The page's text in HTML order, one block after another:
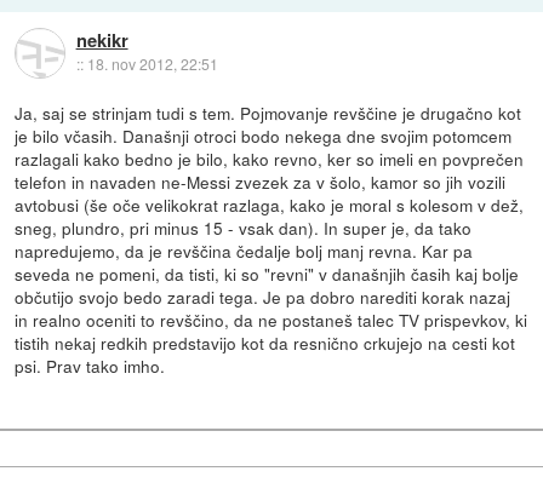
nekikr
:: 18. nov 2012, 22:51
Ja, saj se strinjam tudi s tem. Pojmovanje revščine je drugačno kot
je bilo včasih. Današnji otroci bodo nekega dne svojim potomcem
razlagali kako bedno je bilo, kako revno, ker so imeli en povprečen
telefon in navaden ne-Messi zvezek za v šolo, kamor so jih vozili
avtobusi (še oče velikokrat razlaga, kako je moral s kolesom v dež,
sneg, plundro, pri minus 15 - vsak dan). In super je, da tako
napredujemo, da je revščina čedalje bolj manj revna. Kar pa
seveda ne pomeni, da tisti, ki so "revni" v današnjih časih kaj bolje
občutijo svojo bedo zaradi tega. Je pa dobro narediti korak nazaj
in realno oceniti to revščino, da ne postaneš talec TV prispevkov, ki
tistih nekaj redkih predstavijo kot da resnično crkujejo na cesti kot
psi. Prav tako imho.